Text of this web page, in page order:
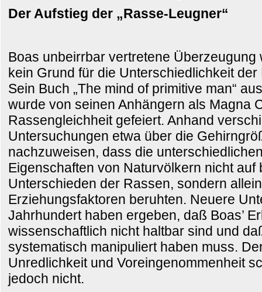
Der Aufstieg der „Rasse-Leugner“
Boas unbeirrbar vertretene Überzeugung
kein Grund für die Unterschiedlichkeit
Sein Buch „The mind of primitive man“
wurde von seinen Anhängern als Magna
Rassengleichheit gefeiert. Anhand
Untersuchungen etwa über die
nachzuweisen, dass die
Eigenschaften von Naturvölkern nicht auf
Unterschieden der Rassen, sondern
Erziehungsfaktoren beruhten. Neuere
Jahrhundert haben ergeben, daß Boas’
wissenschaftlich nicht haltbar sind und
systematisch manipuliert haben muss.
Unredlichkeit und Voreingenommenheit
jedoch nicht.